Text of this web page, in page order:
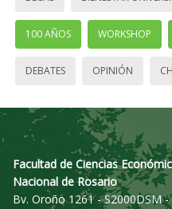
100 AÑOS WORKSHOP
DEBATES OPINIÓN
Facultad de Ciencias
Nacional de Rosario
Bv. Oroño 1261 - S2000DSM -